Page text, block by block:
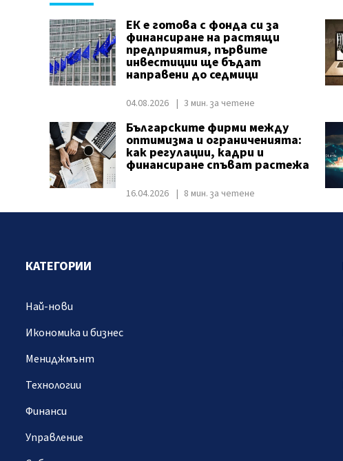
ЕК е готова с фонда си за
финансиране на растящи
предприятия, първите
инвестиции ще бъдат
направени до седмици
04.08.2026 3 мин. за четене
Българските фирми между
оптимизма и ограниченията:
как регулации, кадри и
финансиране спъват растежа
16.04.2026 8 мин. за четене
КАТЕГОРИИ
Най-нови
Икономика и бизнес
Мениджмънт
Технологии
Финанси
Управление